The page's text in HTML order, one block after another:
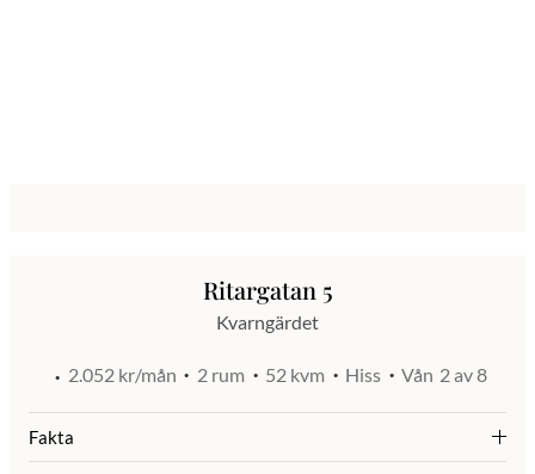
Ritargatan 5
Kvarngärdet
2.052 kr/mån 2 rum 52 kvm Hiss Vån 2 av 8
Fakta